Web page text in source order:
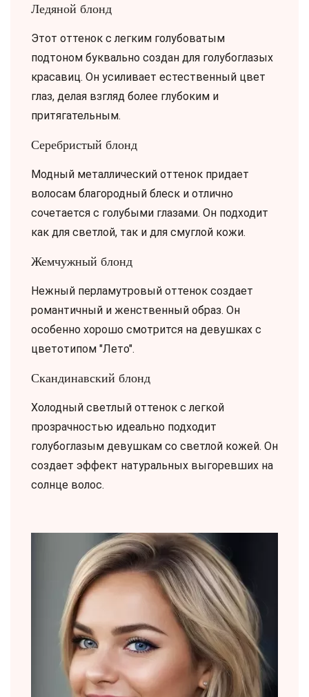
Ледяной блонд
Этот оттенок с легким голубоватым
подтоном буквально создан для голубоглазых
красавиц. Он усиливает естественный цвет
глаз, делая взгляд более глубоким и
притягательным.
Серебристый блонд
Модный металлический оттенок придает
волосам благородный блеск и отлично
сочетается с голубыми глазами. Он подходит
как для светлой, так и для смуглой кожи.
Жемчужный блонд
Нежный перламутровый оттенок создает
романтичный и женственный образ. Он
особенно хорошо смотрится на девушках с
цветотипом "Лето".
Скандинавский блонд
Холодный светлый оттенок с легкой
прозрачностью идеально подходит
голубоглазым девушкам со светлой кожей. Он
создает эффект натуральных выгоревших на
солнце волос.